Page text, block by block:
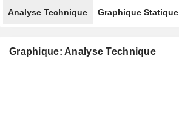
Analyse Technique Graphique Statique
Graphique: Analyse Technique